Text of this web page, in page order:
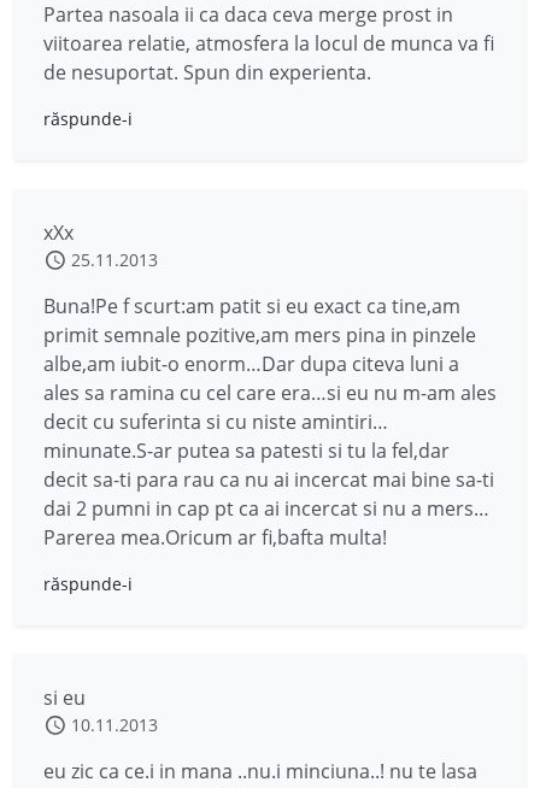
Partea nasoala ii ca daca ceva merge prost in
viitoarea relatie, atmosfera la locul de munca va fi
de nesuportat. Spun din experienta.
răspunde-i
xXx
25.11.2013
Buna!Pe f scurt:am patit si eu exact ca tine,am
primit semnale pozitive,am mers pina in pinzele
albe,am iubit-o enorm…Dar dupa citeva luni a
ales sa ramina cu cel care era…si eu nu m-am ales
decit cu suferinta si cu niste amintiri…
minunate.S-ar putea sa patesti si tu la fel,dar
decit sa-ti para rau ca nu ai incercat mai bine sa-ti
dai 2 pumni in cap pt ca ai incercat si nu a mers…
Parerea mea.Oricum ar fi,bafta multa!
răspunde-i
si eu
10.11.2013
eu zic ca ce.i in mana ..nu.i minciuna..! nu te lasa